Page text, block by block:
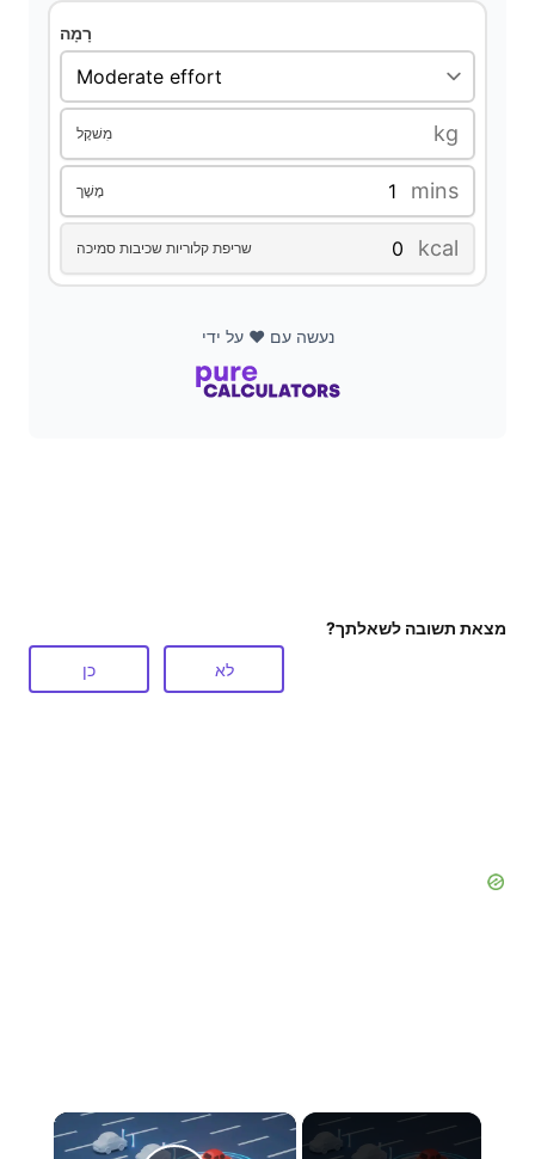
רָמָה
מִשׁקָל kg
מֶשֶׁך mins
שריפת קלוריות שכיבות סמיכה kcal
נעשה עם ❤️ על ידי
מצאת תשובה לשאלתך?
כן לא
×